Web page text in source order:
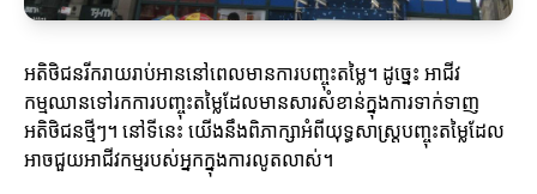
អតិថិជនរីករាយរាប់អាននៅពេលមានការបញ្ចុះតម្លៃ។ ដូច្នេះ អាជីវ
កម្មឈានទៅរកការបញ្ចុះតម្លៃដែលមានសារសំខាន់ក្នុងការទាក់ទាញ
អតិថិជនថ្មីៗ។ នៅទីនេះ យើងនឹងពិភាក្សាអំពីយុទ្ធសាស្ត្របញ្ចុះតម្លៃដែល
អាចជួយអាជីវកម្មរបស់អ្នកក្នុងការលូតលាស់។